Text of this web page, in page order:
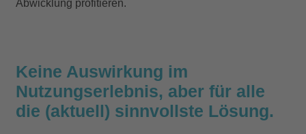
Abwicklung profitieren.
Keine Auswirkung im
Nutzungserlebnis, aber für alle
die (aktuell) sinnvollste Lösung.